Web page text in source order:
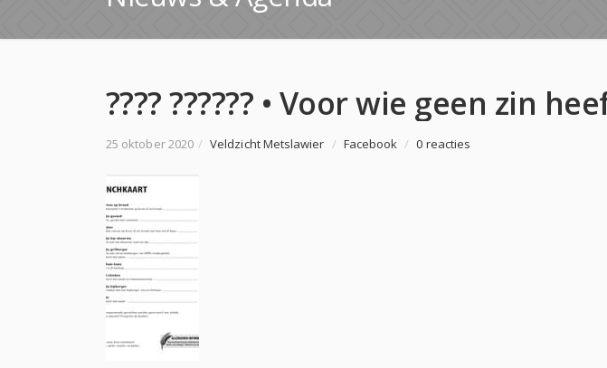
25 oktober 2020 / Veldzicht Metslawier / Facebook / 0 reacties